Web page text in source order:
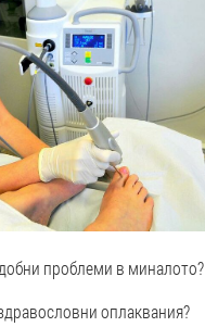
проблеми в миналото?
оплаквания?